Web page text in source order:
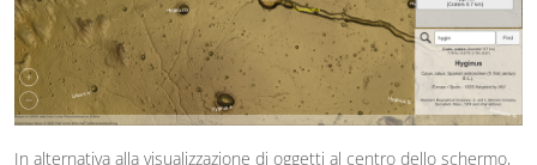
In alternativa alla visualizzazione di oggetti al centro dello schermo,